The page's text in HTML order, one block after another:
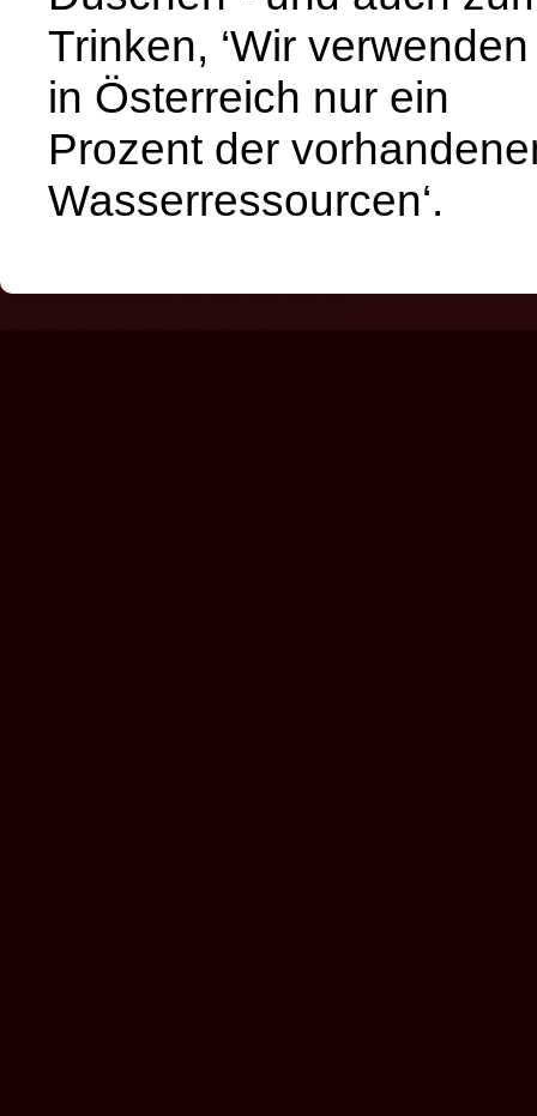
Trinken, ‘Wir verwenden
in Österreich nur ein
Prozent der
Wasserressourcen‘.